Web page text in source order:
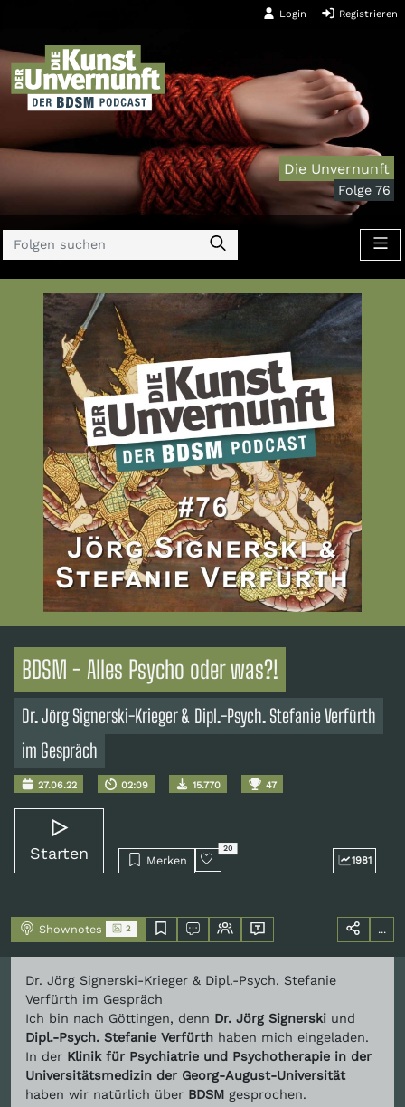
Login Registrieren
Die Unvernunft
Folge 76
BDSM - Alles Psycho oder was?!
Dr. Jörg Signerski-Krieger & Dipl.-Psych. Stefanie Verfürth
im Gespräch
27.06.22 02:09 15.770 47
Starten Merken
20
1981
Shownotes 2 ...
Dr. Jörg Signerski-Krieger & Dipl.-Psych. Stefanie
Verfürth im Gespräch
Ich bin nach Göttingen, denn Dr. Jörg Signerski und
Dipl.-Psych. Stefanie Verfürth haben mich eingeladen.
In der Klinik für Psychiatrie und Psychotherapie in der
Universitätsmedizin der Georg-August-Universität
haben wir natürlich über BDSM gesprochen.